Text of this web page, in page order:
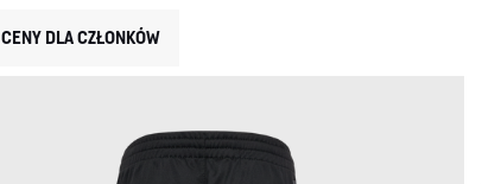
CENY DLA CZŁONKÓW